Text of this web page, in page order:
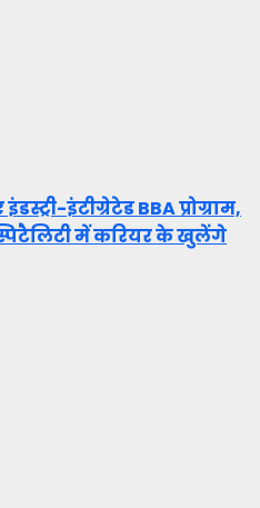
इंटीग्रेटेड BBA प्रोग्राम,
में करियर के खुलेंगे